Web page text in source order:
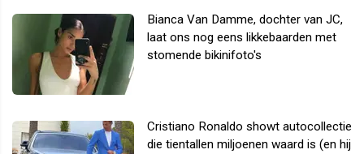
Bianca Van Damme, dochter van JC,
laat ons nog eens likkebaarden met
stomende bikinifoto's
Cristiano Ronaldo showt autocollectie
die tientallen miljoenen waard is (en hij